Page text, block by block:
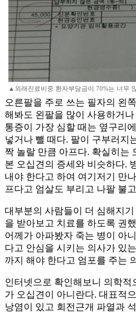
▲외래진료비중 환자부담금이 70%는 너무
오른팔을 주로 쓰는 필자의 왼
해봐도 왼팔을 많이 사용하거
통증이 가장 심할 때는 옆구리
넣거나 뺄 때다. 팔이 구부러지
짝 놀랄 만큼 아프다. 확실히는
본 오십견의 증세와 비슷하다.
내야 한다고 하여 여기저기 만
프다고 엄살도 부리고 나팔 불
대부분의 사람들이 더 심해지
을 받아보고 치료를 하도록 권
어께가 아파봤자 죽는 병이 아
다고 안심을 시키는 의사가 있
까지 해야 한다고 엄포를 주는
인터넷으로 확인해보니 의학
가 오십견이 아니란다. 대표적
낭염이 있고 회전근개 파열과